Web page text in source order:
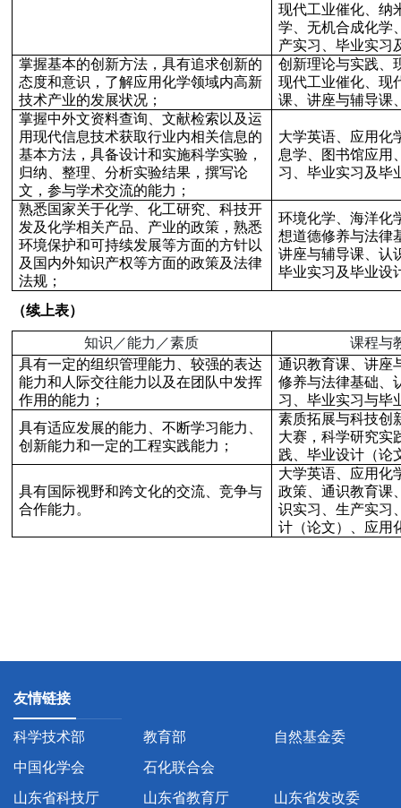
现代工业催化、纳
学、无机合成化学
产实习、毕业实习
掌握基本的创新方法，具有追求创新的
态度和意识，了解应用化学领域内高新
技术产业的发展状况；
创新理论与实践、
现代工业催化、现
课、讲座与辅导课
掌握中外文资料查询、文献检索以及运
用现代信息技术获取行业内相关信息的
基本方法，具备设计和实施科学实验，
归纳、整理、分析实验结果，撰写论
文，参与学术交流的能力；
大学英语、应用化
息学、图书馆应用
习、毕业实习及毕
熟悉国家关于化学、化工研究、科技开
发及化学相关产品、产业的政策，熟悉
环境保护和可持续发展等方面的方针以
及国内外知识产权等方面的政策及法律
法规；
环境化学、海洋化
想道德修养与法律
讲座与辅导课、认
毕业实习及毕业设
（续上表）
知识／能力／素质
课程与
具有一定的组织管理能力、较强的表达
能力和人际交往能力以及在团队中发挥
作用的能力；
通识教育课、讲座
修养与法律基础、
习、毕业实习与毕
具有适应发展的能力、不断学习能力、
创新能力和一定的工程实践能力；
素质拓展与科技创
大赛，科学研究实
践、毕业设计（论
具有国际视野和跨文化的交流、竞争与
合作能力。
大学英语、应用化
政策、通识教育课
识实习、生产实习
计（论文）、应用
友情链接
科学技术部 教育部
自然基金委
中国化学会
石化联合会
山东省科技厅
山东省教育厅 山东省发改委